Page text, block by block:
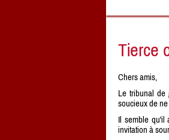
Tierce
Chers amis,
Le tribunal de
soucieux de
Il semble qu'il
invitation à